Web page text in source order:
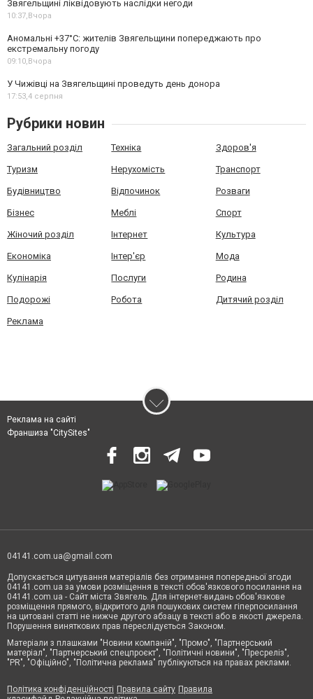
Звягельщині ліквідовують наслідки негоди
10:37,Вчора
Аномальні +37°C: жителів Звягельщини попереджають про
екстремальну погоду
09:10,Вчора
У Чижівці на Звягельщині проведуть день донора
17:53,4 серпня
Рубрики новин
Загальний розділ Техніка Здоров'я
Туризм Нерухомість Транспорт
Будівництво Відпочинок Розваги
Бізнес Меблі Спорт
Жіночий розділ Інтернет Культура
Економіка Інтер'єр Мода
Кулінарія Послуги Родина
Подорожі Робота Дитячий розділ
Реклама
Реклама на сайті
Франшиза "CitySites"
04141.com.ua@gmail.com
Допускається цитування матеріалів без отримання попередньої згоди
04141.com.ua за умови розміщення в тексті обов'язкового посилання на
04141.com.ua - Сайт міста Звягель. Для інтернет-видань обов'язкове
розміщення прямого, відкритого для пошукових систем гіперпосилання
на цитовані статті не нижче другого абзацу в тексті або в якості джерела.
Порушення виняткових прав переслідується Законом.
Матеріали з плашками "Новини компаній", "Промо", "Партнерський
матеріал", "Партнерський спецпроєкт", "Політичні новини", "Пресреліз",
"PR", "Офіційно", "Політична реклама" публікуються на правах реклами.
Політика конфіденційності Правила сайту Правила